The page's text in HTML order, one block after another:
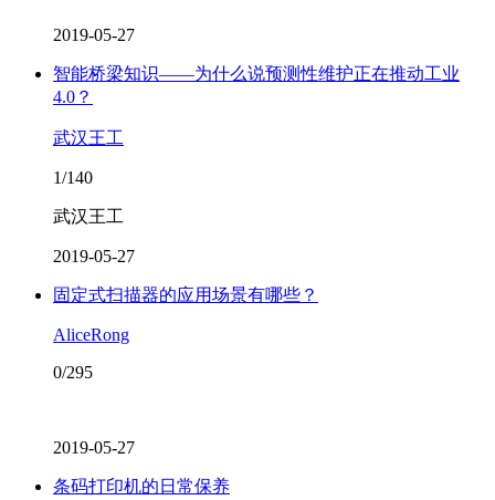
2019-05-27
智能桥梁知识——为什么说预测性维护正在推动工业
4.0？
武汉王工
1/140
武汉王工
2019-05-27
固定式扫描器的应用场景有哪些？
AliceRong
0/295
2019-05-27
条码打印机的日常保养